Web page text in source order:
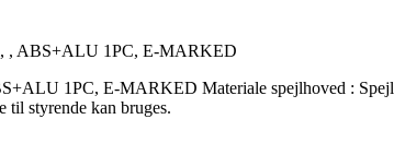
, ABS+ALU 1PC, E-MARKED
1PC, E-MARKED Materiale spejlhoved :
til styrende kan bruges.